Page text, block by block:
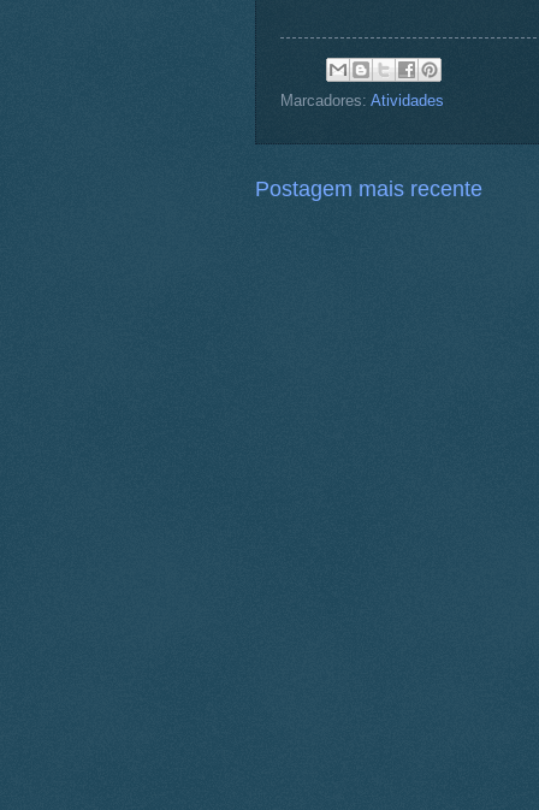
Marcadores: Atividades
Postagem mais recente